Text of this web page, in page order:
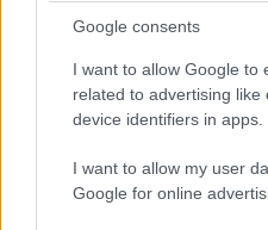
Google consents
I want to allow Google to
related to advertising like
device identifiers in apps.
I want to allow my user
Google for online
Celý život na 21
ponúka únik do ticha
ktorom toho netreba